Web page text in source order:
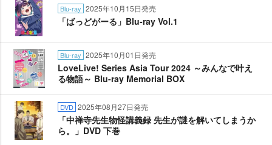
Blu-ray 2025年10月15日発売
「ばっどがーる」Blu-ray Vol.1
Blu-ray 2025年10月01日発売
LoveLive! Series Asia Tour 2024 ～みんなで叶え
る物語～ Blu-ray Memorial BOX
DVD 2025年08月27日発売
「中禅寺先生物怪講義録 先生が謎を解いてしまうか
ら。」DVD 下巻